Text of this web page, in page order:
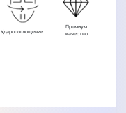
Ударопоглощение
Премиум
качество